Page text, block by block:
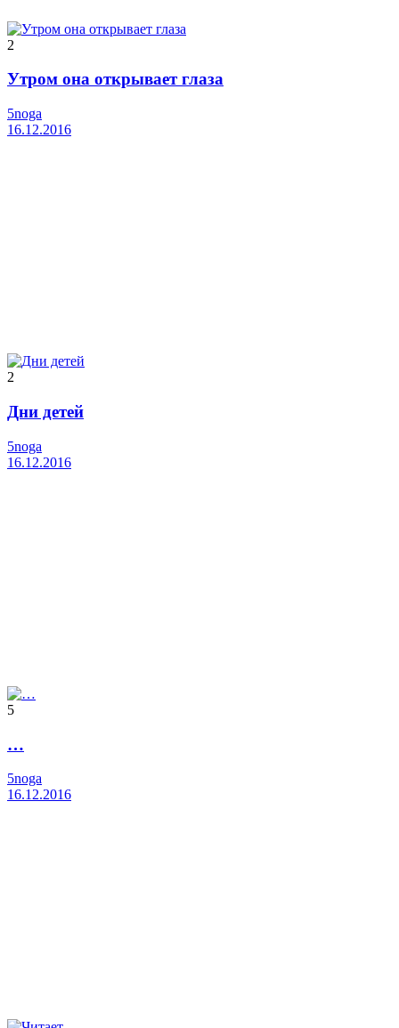
2
Утром она открывает глаза
5noga
16.12.2016
2
Дни детей
5noga
16.12.2016
5
…
5noga
16.12.2016